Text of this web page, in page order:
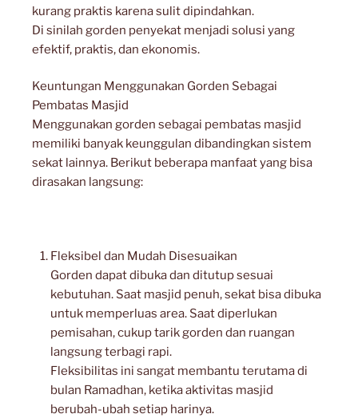
kurang praktis karena sulit dipindahkan.
Di sinilah gorden penyekat menjadi solusi yang
efektif, praktis, dan ekonomis.
Keuntungan Menggunakan Gorden Sebagai
Pembatas Masjid
Menggunakan gorden sebagai pembatas masjid
memiliki banyak keunggulan dibandingkan sistem
sekat lainnya. Berikut beberapa manfaat yang bisa
dirasakan langsung:
Fleksibel dan Mudah Disesuaikan
Gorden dapat dibuka dan ditutup sesuai
kebutuhan. Saat masjid penuh, sekat bisa dibuka
untuk memperluas area. Saat diperlukan
pemisahan, cukup tarik gorden dan ruangan
langsung terbagi rapi.
Fleksibilitas ini sangat membantu terutama di
bulan Ramadhan, ketika aktivitas masjid
berubah-ubah setiap harinya.